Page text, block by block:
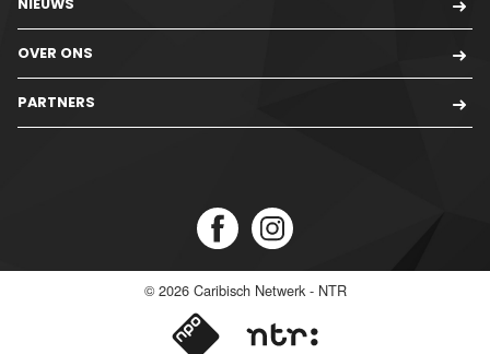
NIEUWS
OVER ONS
PARTNERS
© 2026 Caribisch Netwerk - NTR